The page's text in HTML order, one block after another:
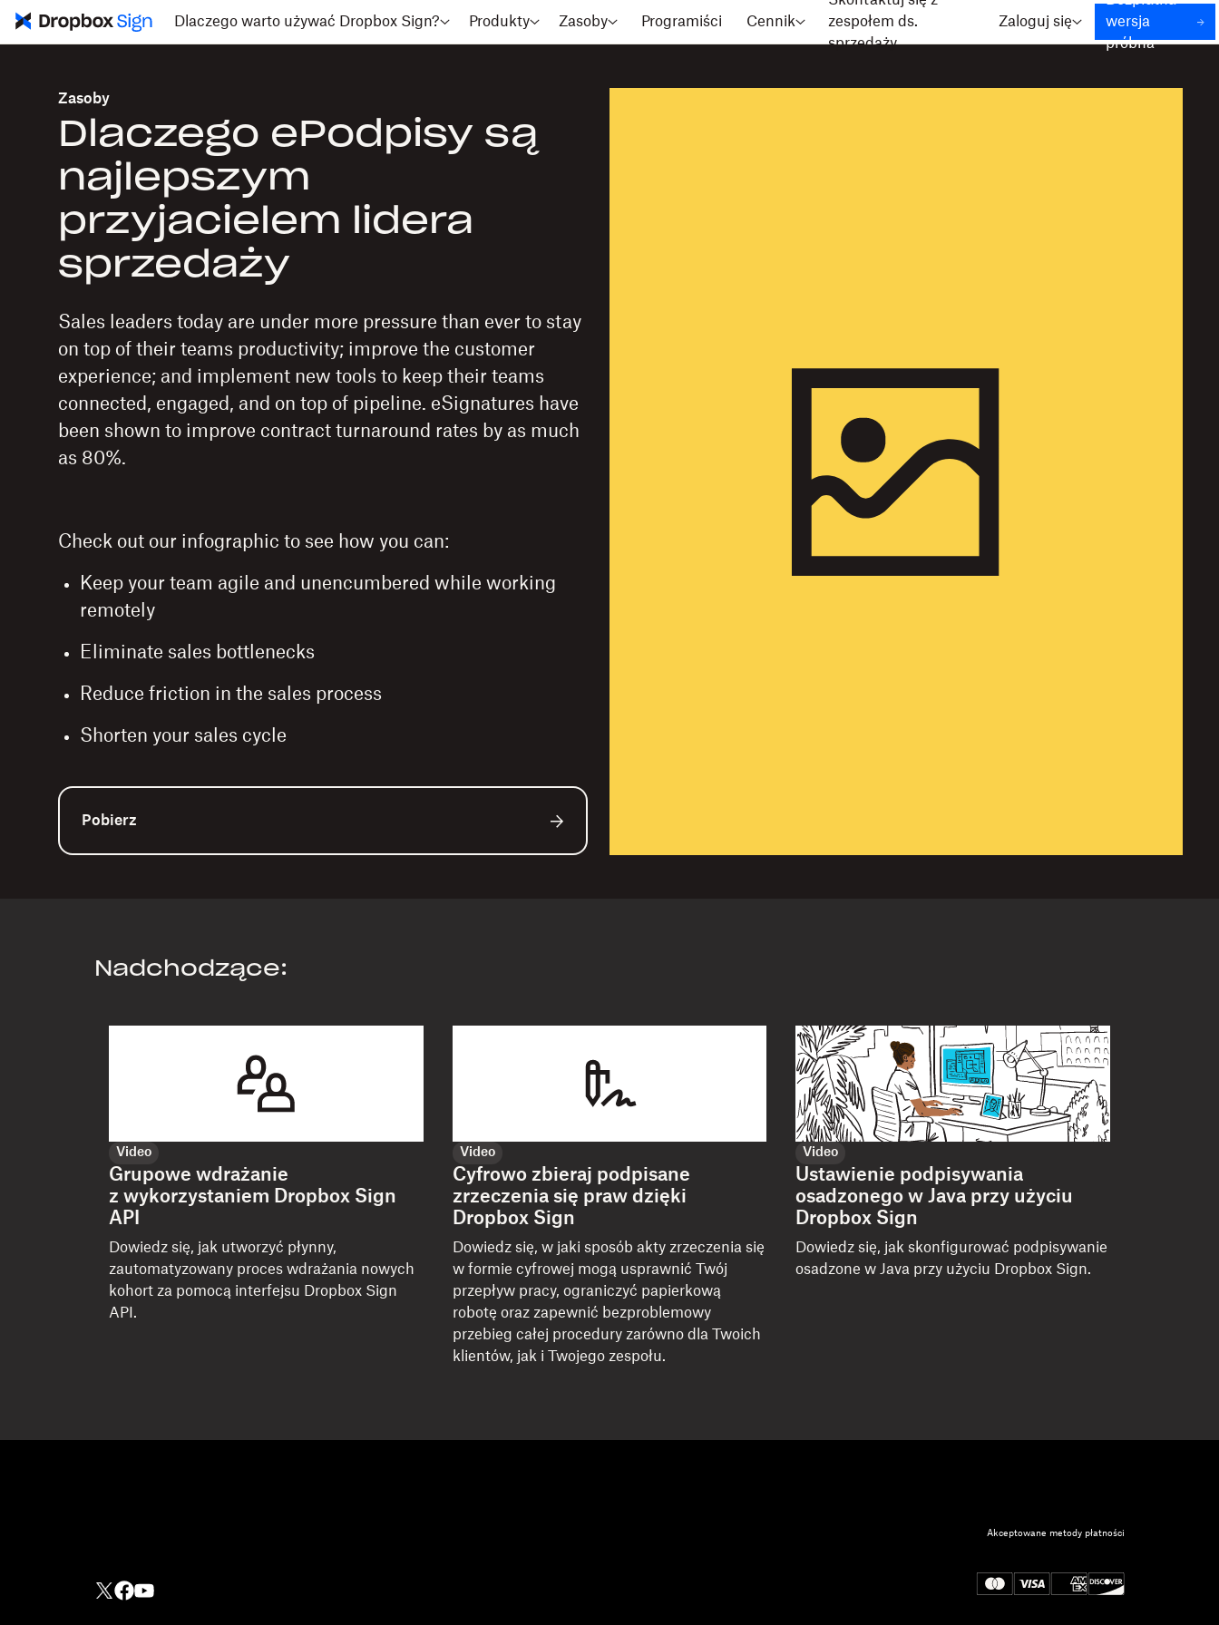
Dlaczego warto używać Dropbox Sign? Produkty Zasoby Programiści Cennik
zespołem ds.
sprzedaży
Zaloguj się
wersja
próbna
Zasoby
Dlaczego ePodpisy są
najlepszym
przyjacielem lidera
sprzedaży
Sales leaders today are under more pressure than ever to stay
on top of their teams productivity; improve the customer
experience; and implement new tools to keep their teams
connected, engaged, and on top of pipeline. eSignatures have
been shown to improve contract turnaround rates by as much
as 80%.
Check out our infographic to see how you can:
Keep your team agile and unencumbered while working
remotely
Eliminate sales bottlenecks
Reduce friction in the sales process
Shorten your sales cycle
Pobierz
Nadchodzące:
Video
Grupowe wdrażanie
z wykorzystaniem Dropbox Sign
API
Dowiedz się, jak utworzyć płynny,
zautomatyzowany proces wdrażania nowych
kohort za pomocą interfejsu Dropbox Sign
API.
Video
Cyfrowo zbieraj podpisane
zrzeczenia się praw dzięki
Dropbox Sign
Dowiedz się, w jaki sposób akty zrzeczenia się
w formie cyfrowej mogą usprawnić Twój
przepływ pracy, ograniczyć papierkową
robotę oraz zapewnić bezproblemowy
przebieg całej procedury zarówno dla Twoich
klientów, jak i Twojego zespołu.
Video
Ustawienie podpisywania
osadzonego w Java przy użyciu
Dropbox Sign
Dowiedz się, jak skonfigurować podpisywanie
osadzone w Java przy użyciu Dropbox Sign.
Akceptowane metody płatności